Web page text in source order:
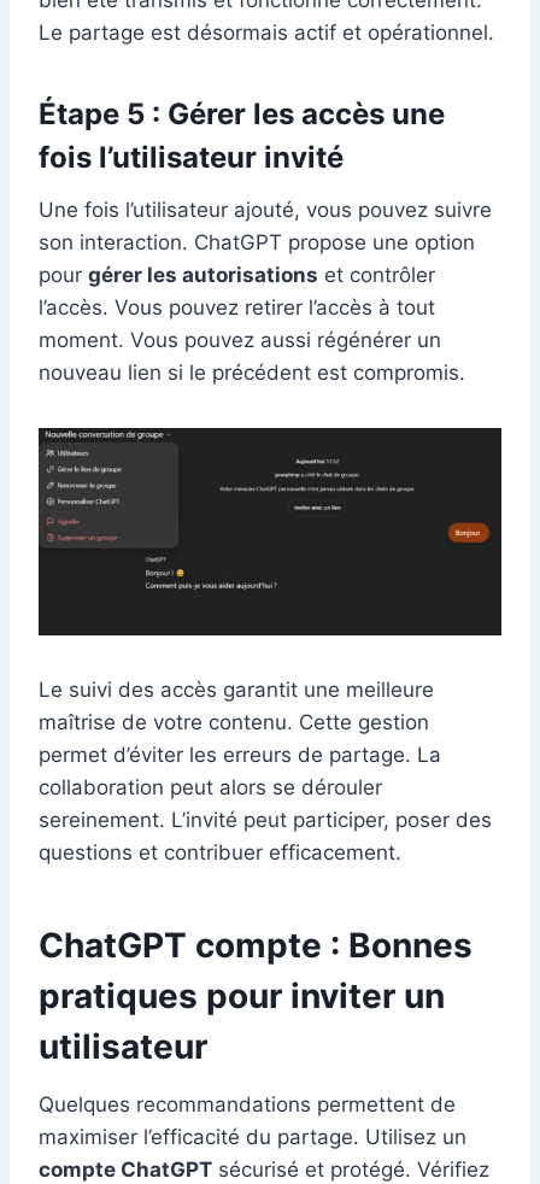
Le partage est désormais actif et opérationnel.
Étape 5 : Gérer les accès une
fois l’utilisateur invité
Une fois l’utilisateur ajouté, vous pouvez suivre
son interaction. ChatGPT propose une option
pour gérer les autorisations et contrôler
l’accès. Vous pouvez retirer l’accès à tout
moment. Vous pouvez aussi régénérer un
nouveau lien si le précédent est compromis.
Le suivi des accès garantit une meilleure
maîtrise de votre contenu. Cette gestion
permet d’éviter les erreurs de partage. La
collaboration peut alors se dérouler
sereinement. L’invité peut participer, poser des
questions et contribuer efficacement.
ChatGPT compte : Bonnes
pratiques pour inviter un
utilisateur
Quelques recommandations permettent de
maximiser l’efficacité du partage. Utilisez un
compte ChatGPT sécurisé et protégé. Vérifiez